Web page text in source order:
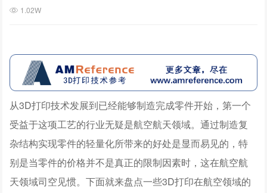
1.02W
从3D打印技术发展到已经能够制造完成零件开始，第一个
受益于这项工艺的行业无疑是航空航天领域。通过制造复
杂结构实现零件的轻量化所带来的好处是显而易见的，特
别是当零件的价格并不是真正的限制因素时，这在航空航
天领域司空见惯。下面就来盘点一些3D打印在航空领域的